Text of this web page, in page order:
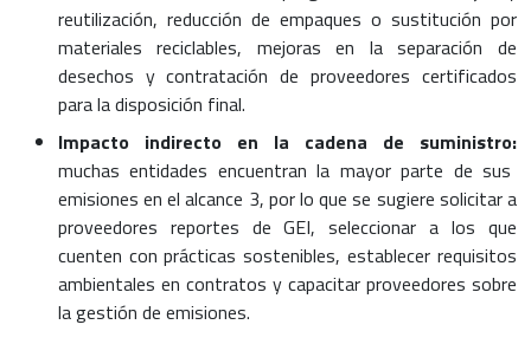
reutilización, reducción de empaques o sustitución por
materiales reciclables, mejoras en la separación de
desechos y contratación de proveedores certificados
para la disposición final.
Impacto indirecto en la cadena de suministro:
muchas entidades encuentran la mayor parte de sus
emisiones en el alcance 3, por lo que se sugiere solicitar a
proveedores reportes de GEI, seleccionar a los que
cuenten con prácticas sostenibles, establecer requisitos
ambientales en contratos y capacitar proveedores sobre
la gestión de emisiones.